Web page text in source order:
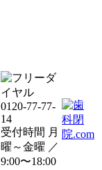
0120-77-77-
14
受付時間 月
曜～金曜 ／
9:00〜18:00